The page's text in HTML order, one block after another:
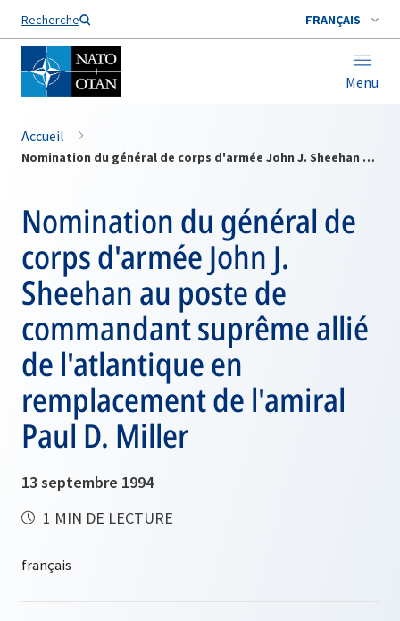
Recherche FRANÇAIS
Menu
Nom de famille*
Accueil
Nomination du général de corps d'armée John J. Sheehan au poste de commandant suprême allié de l'atlantique en remplacement de l'amiral Paul D. Miller
Nomination du général de
corps d'armée John J.
Sheehan au poste de
commandant suprême allié
de l'atlantique en
remplacement de l'amiral
Paul D. Miller
13 septembre 1994
1 MIN DE LECTURE